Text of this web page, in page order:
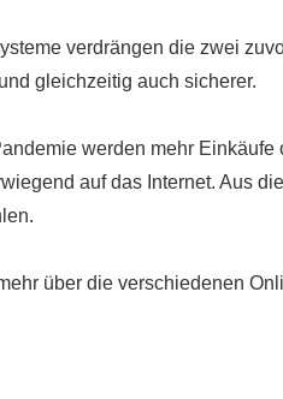
verdrängen die zwei
gleichzeitig auch sicherer.
werden mehr
auf das Internet. Aus
über die verschiedenen